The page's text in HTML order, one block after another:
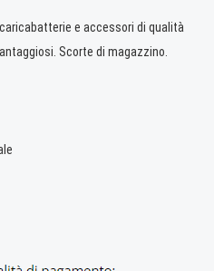
e accessori di qualità
Scorte di magazzino.